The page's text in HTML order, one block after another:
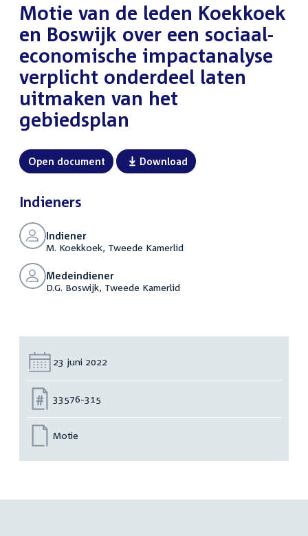
:Motie van de leden Koekkoek
en Boswijk over een sociaal-
economische impactanalyse
verplicht onderdeel laten
uitmaken van het
gebiedsplan
Open document Download
Indieners
Indiener
M. Koekkoek, Tweede Kamerlid
Medeindiener
D.G. Boswijk, Tweede Kamerlid
Datum:
23 juni 2022
Nummer:
33576-315
Motie